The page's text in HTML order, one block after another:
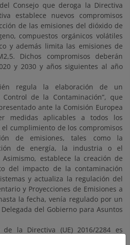
Consejo que deroga la Directiva
establece nuevos compromisos
de las emisiones del dióxido de
compuestos orgánicos volátiles
y además limita las emisiones de
Dichos compromisos deberán
y 2030 y años siguientes al año
regula la elaboración de un
Control de la Contaminación”, que
ante la Comisión Europea
medidas aplicables a todos los
cumplimiento de los compromisos
de emisiones, tales como la
de energía, la industria o el
establece la creación de
del impacto de la contaminación
y actualiza la regulación del
y Proyecciones de Emisiones a
la fecha, venía regulado por un
del Gobierno para Asuntos
la Directiva (UE) 2016/2284 es